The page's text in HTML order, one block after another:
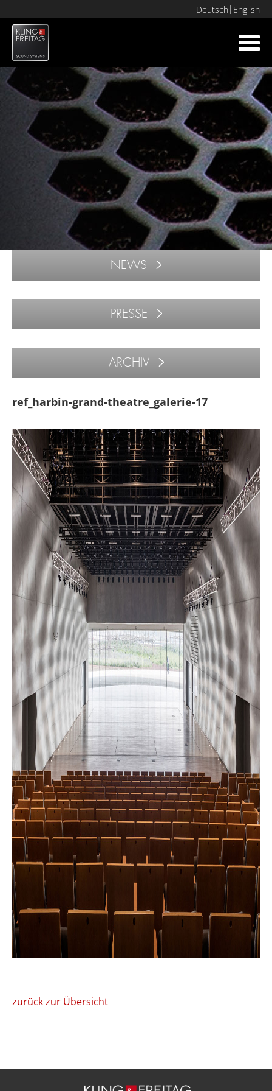
Deutsch English
NEWS
PRESSE
ARCHIV
ref_harbin-grand-theatre_galerie-17
zurück zur Übersicht